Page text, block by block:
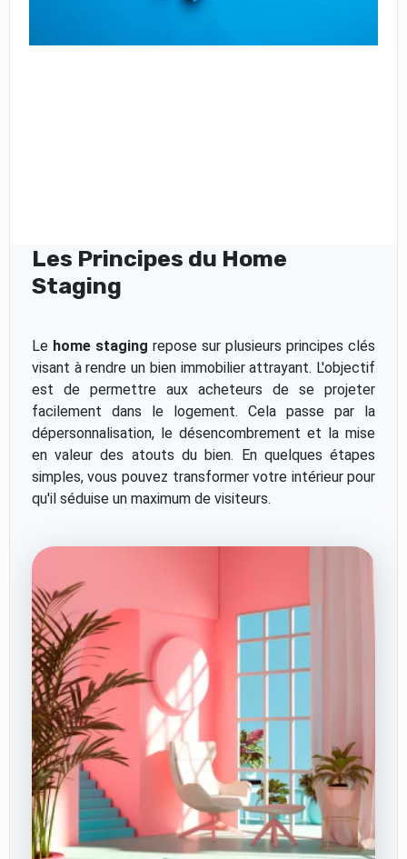
Les Principes du Home
Staging
Le home staging repose sur plusieurs principes clés
visant à rendre un bien immobilier attrayant. L'objectif
est de permettre aux acheteurs de se projeter
facilement dans le logement. Cela passe par la
dépersonnalisation, le désencombrement et la mise
en valeur des atouts du bien. En quelques étapes
simples, vous pouvez transformer votre intérieur pour
qu'il séduise un maximum de visiteurs.